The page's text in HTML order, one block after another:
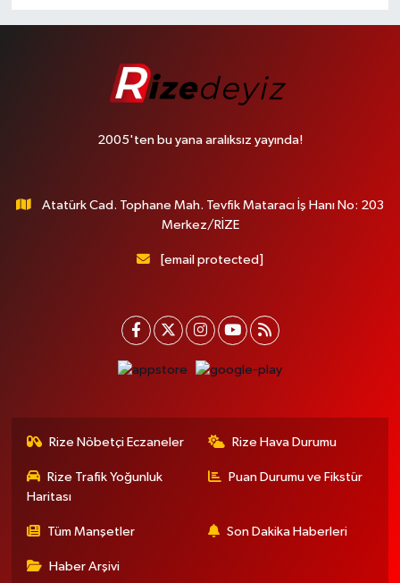
2005'ten bu yana aralıksız yayında!
Atatürk Cad. Tophane Mah. Tevfik Mataracı İş Hanı No: 203
Merkez/RİZE
[email protected]
Rize Nöbetçi Eczaneler Rize Hava Durumu
Rize Trafik Yoğunluk
Haritası
Puan Durumu ve Fikstür
Tüm Manşetler Son Dakika Haberleri
Haber Arşivi